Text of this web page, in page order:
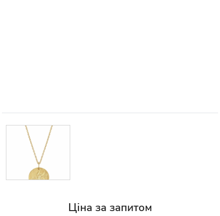
Ціна за запитом